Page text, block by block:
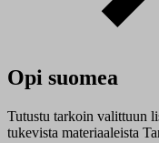
Opi suomea
Tutustu tarkoin valittuun
tukevista materiaaleista